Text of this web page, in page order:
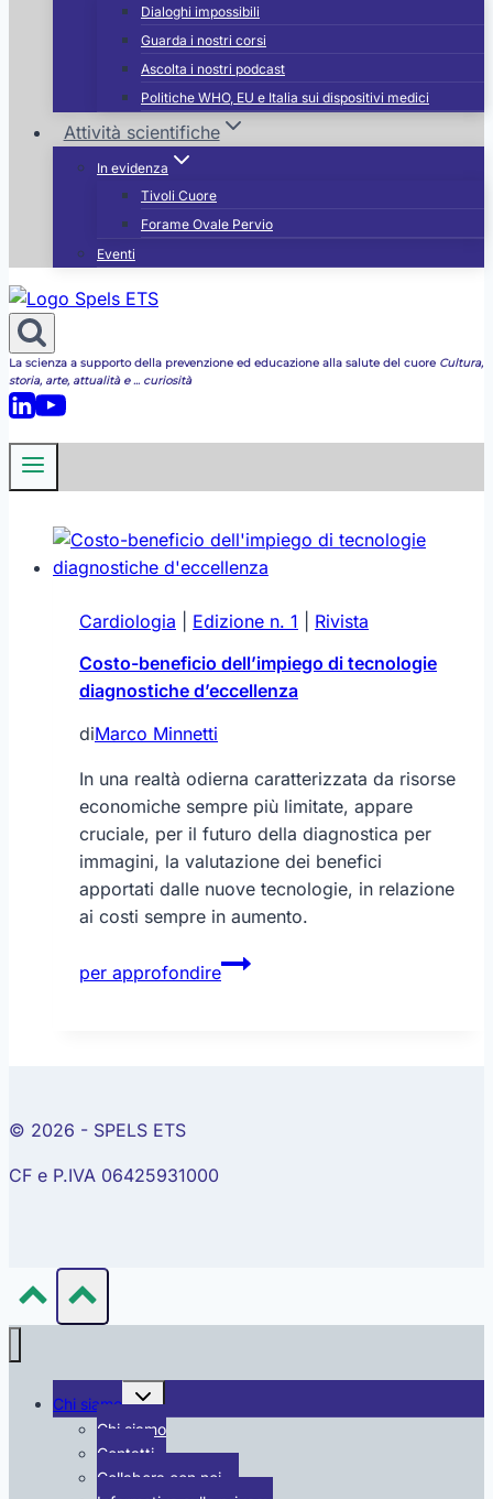
Dialoghi impossibili
Guarda i nostri corsi
Ascolta i nostri podcast
Politiche WHO, EU e Italia sui dispositivi medici
Attività scientifiche
In evidenza
Tivoli Cuore
Forame Ovale Pervio
Eventi
La scienza a supporto della prevenzione ed educazione alla salute del cuore Cultura,
storia, arte, attualità e ... curiosità
Cardiologia Edizione n. 1
Rivista
Costo-beneficio dell’impiego di tecnologie
diagnostiche d’eccellenza
diMarco Minnetti
In una realtà odierna caratterizzata da risorse
economiche sempre più limitate, appare
cruciale, per il futuro della diagnostica per
immagini, la valutazione dei benefici
apportati dalle nuove tecnologie, in relazione
ai costi sempre in aumento.
per approfondire
Costo-
beneficio
© 2026 - SPELS ETS
CF e P.IVA 06425931000
Chi siamo
Alterna
menu
figlio
Chi siamo
Contatti
Collabora con noi …